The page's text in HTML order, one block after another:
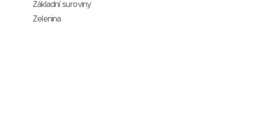
Základní suroviny
Zelenina